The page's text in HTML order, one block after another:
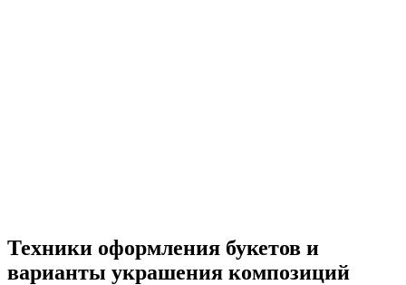
Техники оформления букетов и
варианты украшения композиций